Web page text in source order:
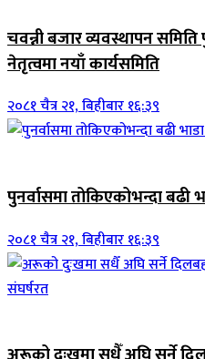
चवन्नी बजार व्यवस्थापन
नेतृत्वमा नयाँ कार्यसमिति
२०८१ चैत्र २१, बिहीबार १६:३९
पुनर्वासमा तोकिएकोभन्दा बढी
२०८१ चैत्र २१, बिहीबार १६:३९